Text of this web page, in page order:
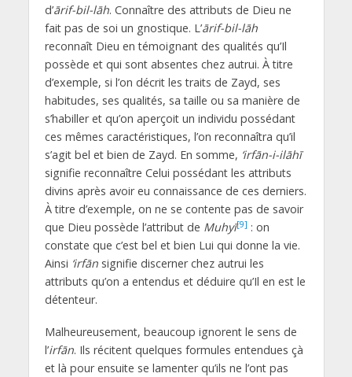
d’ārif-bil-lāh. Connaître des attributs de Dieu ne
fait pas de soi un gnostique. L’ārif-bil-lāh
reconnaît Dieu en témoignant des qualités qu’Il
possède et qui sont absentes chez autrui. À titre
d’exemple, si l’on décrit les traits de Zayd, ses
habitudes, ses qualités, sa taille ou sa manière de
s’habiller et qu’on aperçoit un individu possédant
ces mêmes caractéristiques, l’on reconnaîtra qu’il
s’agit bel et bien de Zayd. En somme, ‘irfān-i-ilāhī
signifie reconnaître Celui possédant les attributs
divins après avoir eu connaissance de ces derniers.
À titre d’exemple, on ne se contente pas de savoir
que Dieu possède l’attribut de Muhyī[9] : on
constate que c’est bel et bien Lui qui donne la vie.
Ainsi ‘irfānsignifie discerner chez autrui les
attributs qu’on a entendus et déduire qu’Il en est le
détenteur.
Malheureusement, beaucoup ignorent le sens de
l’irfān. Ils récitent quelques formules entendues çà
et là pour ensuite se lamenter qu’ils ne l’ont pas